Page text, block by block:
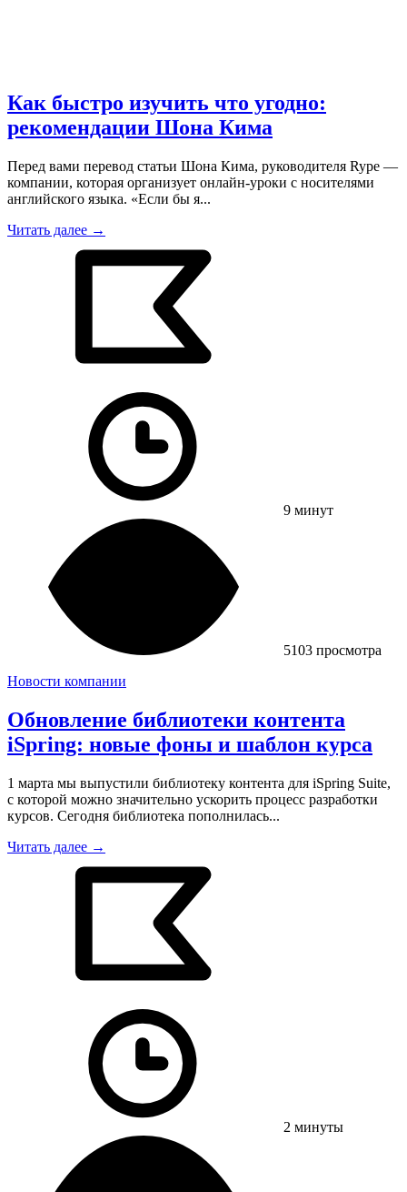
Как быстро изучить что угодно:
рекомендации Шона Кима
Перед вами перевод статьи Шона Кима, руководителя Rype —
компании, которая организует онлайн-уроки с носителями
английского языка. «Если бы я...
Читать далее →
9 минут
5103 просмотра
Новости компании
Обновление библиотеки контента
iSpring: новые фоны и шаблон курса
1 марта мы выпустили библиотеку контента для iSpring Suite,
с которой можно значительно ускорить процесс разработки
курсов. Сегодня библиотека пополнилась...
Читать далее →
2 минуты